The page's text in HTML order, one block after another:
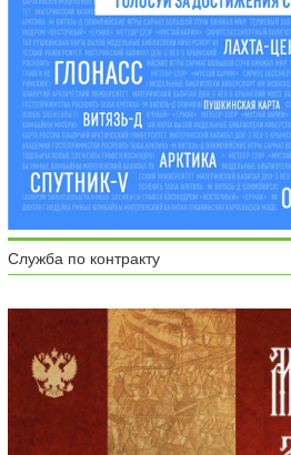
Служба по контракту